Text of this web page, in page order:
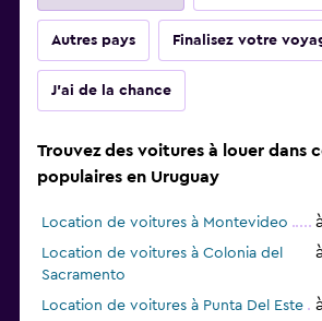
Autres pays Finalisez votre
J'ai de la chance
Trouvez des voitures à louer dans
populaires en Uruguay
Location de voitures à Montevideo
Location de voitures à Colonia del
Sacramento
Location de voitures à Punta Del Este